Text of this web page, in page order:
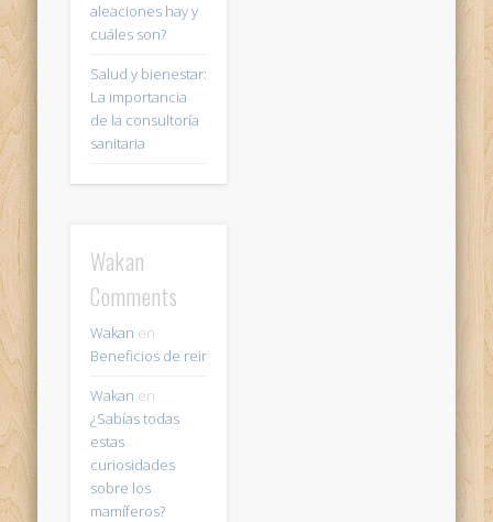
aleaciones hay y
cuáles son?
Salud y bienestar:
La importancia
de la consultoría
sanitaria
Wakan
Comments
Wakan en
Beneficios de reir
Wakan en
¿Sabías todas
estas
curiosidades
sobre los
mamíferos?